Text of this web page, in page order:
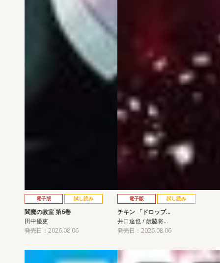
電子版 試し読み
閻魔の教室 第6巻
田中優吏
発売日：2026.08.06
電子版 試し読み
チキン 「ドロップ…
井口達也 / 歳脇将…
発売日：2026.08.06